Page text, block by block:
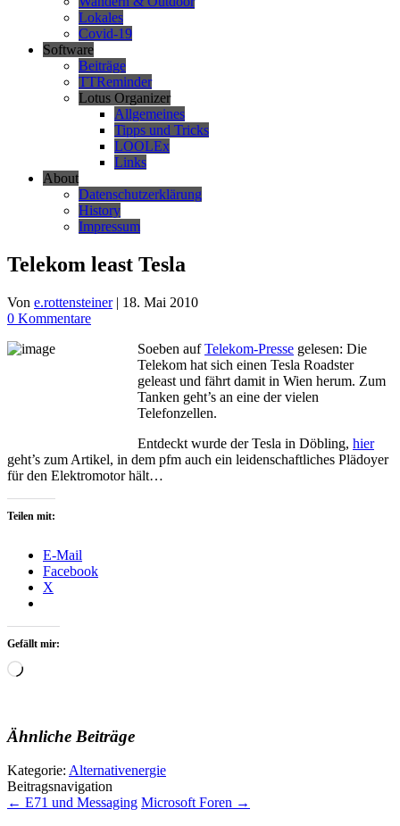
Lokales
Covid-19
Software
Beiträge
TTReminder
Lotus Organizer
Allgemeines
Tipps und Tricks
LOOLEx
Links
About
Datenschutzerklärung
History
Impressum
Telekom least Tesla
Von e.rottensteiner | 18. Mai 2010
0 Kommentare
Soeben aufTelekom-Presse gelesen: Die
Telekom hat sich einen Tesla Roadster
geleast und fährt damit in Wien herum. Zum
Tanken geht’s an eine der vielen
Telefonzellen.
Entdeckt wurde der Tesla in Döbling, hier
geht’s zum Artikel, in dem pfm auch ein leidenschaftliches Plädoyer
für den Elektromotor hält…
Teilen mit:
E-Mail
Facebook
X
Gefällt mir:
Wird
Ähnliche Beiträge
Kategorie: Alternativenergie
Beitragsnavigation
← E71 und Messaging Microsoft Foren →